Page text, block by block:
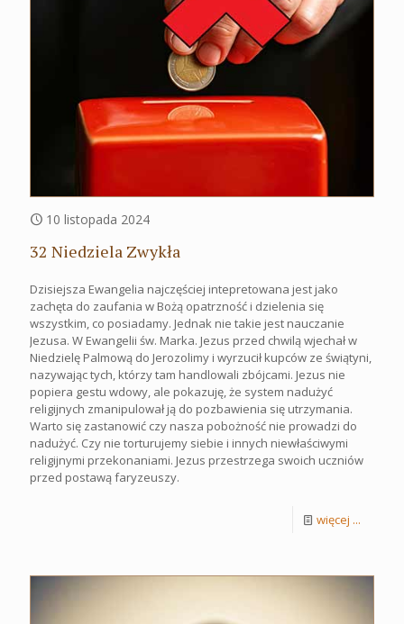
10 listopada 2024
32 Niedziela Zwykła
Dzisiejsza Ewangelia najczęściej intepretowana jest jako
zachęta do zaufania w Bożą opatrzność i dzielenia się
wszystkim, co posiadamy. Jednak nie takie jest nauczanie
Jezusa. W Ewangelii św. Marka. Jezus przed chwilą wjechał w
Niedzielę Palmową do Jerozolimy i wyrzucił kupców ze świątyni,
nazywając tych, którzy tam handlowali zbójcami. Jezus nie
popiera gestu wdowy, ale pokazuję, że system nadużyć
religijnych zmanipulował ją do pozbawienia się utrzymania.
Warto się zastanowić czy nasza pobożność nie prowadzi do
nadużyć. Czy nie torturujemy siebie i innych niewłaściwymi
religijnymi przekonaniami. Jezus przestrzega swoich uczniów
przed postawą faryzeuszy.
więcej ...